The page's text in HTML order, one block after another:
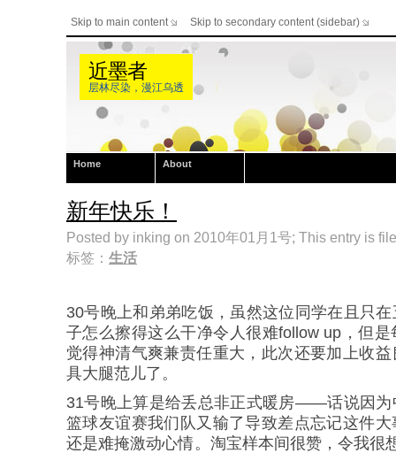
Skip to main content Skip to secondary content (sidebar)
近墨者
层林尽染，漫江乌透
Home About
新年快乐！
Posted by inking on 2010年01月1号; This entry is
标签： 生活
30号晚上和弟弟吃饭，虽然这位同学在且只
子怎么擦得这么干净令人很难follow up，但
觉得神清气爽兼责任重大，此次还要加上收
具大腿范儿了。
31号晚上算是给丢总非正式暖房——话说因为
篮球友谊赛我们队又输了导致差点忘记这件
还是难掩激动心情。淘宝样本间很赞，令我很